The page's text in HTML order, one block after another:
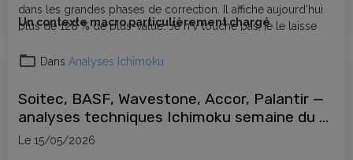
dans les grandes phases de correction. Il affiche aujourd'hui
plus de 128 % de plus-value. Je n'y touche pas, je le laisse
niveaux clés Ichimoku — en attendant patiemment ce moment
Un contexte macro particulièrement chargé
Dans Analyses Ichimoku
Soitec, BASF, Wavestone, Accor, Palantir —
analyses techniques Ichimoku semaine du 6
mai 2026
Le 15/05/2026